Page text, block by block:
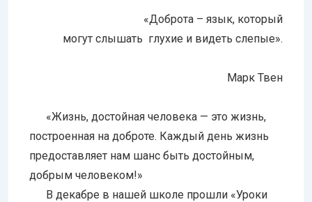
«Доброта – язык, который
могут слышать глухие и видеть слепые».
Марк Твен
«Жизнь, достойная человека — это жизнь,
построенная на доброте. Каждый день жизнь
предоставляет нам шанс быть достойным,
добрым человеком!»
В декабре в нашей школе прошли «Уроки